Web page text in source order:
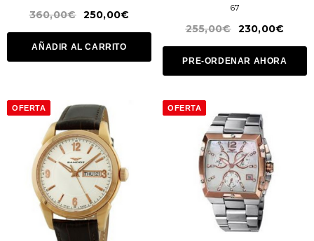
360,00€ 250,00€
AÑADIR AL CARRITO
67
255,00€ 230,00€
PRE-ORDENAR AHORA
OFERTA OFERTA